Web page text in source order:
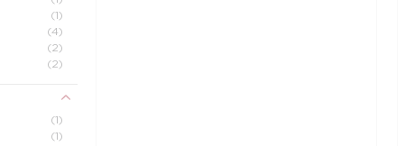
(1)
(4)
(2)
(2)
(3)
(1)
(1)
(1)